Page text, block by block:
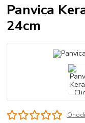
Panvica
24cm